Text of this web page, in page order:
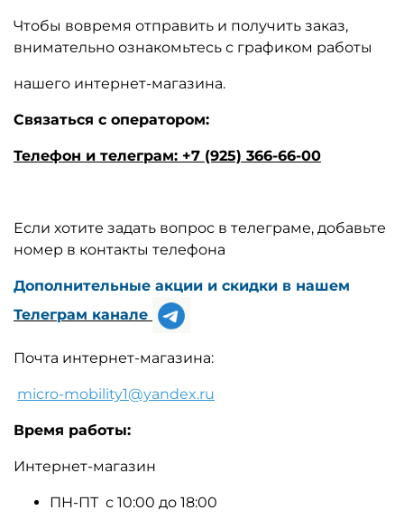
Чтобы вовремя отправить и получить заказ,
внимательно ознакомьтесь с графиком работы
нашего интернет-магазина.
Связаться с оператором:
Телефон и телеграм: +7 (925) 366-66-00
Если хотите задать вопрос в телеграме, добавьте
номер в контакты телефона
Дополнительные акции и скидки в нашем
Телеграм канале
Почта интернет-магазина:
micro-mobility1@yandex.ru
Время работы:
Интернет-магазин
ПН-ПТ с 10:00 до 18:00